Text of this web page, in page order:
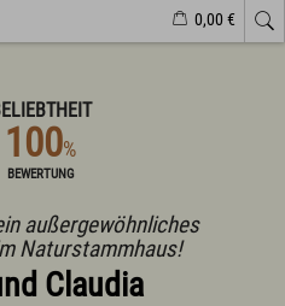
0,00 €
Wetter Markt Wertach
außergewöhnliches
Naturstammhaus!
Claudia
100%
BEWERTUNG